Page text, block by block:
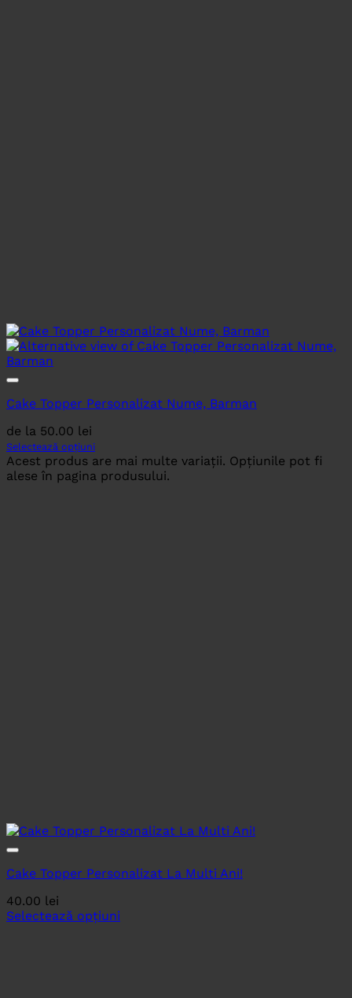
Cake Topper Personalizat Nume, Barman
de la 50.00 lei
Selectează opțiuni
Acest produs are mai multe variații. Opțiunile pot fi
alese în pagina produsului.
Cake Topper Personalizat La Multi Ani!
40.00 lei
Selectează opțiuni